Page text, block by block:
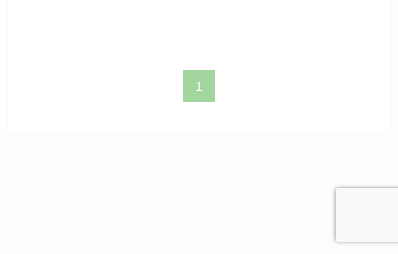
1